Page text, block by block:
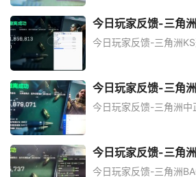
今日玩家反馈-三角
助
今日玩家反馈-三角洲
今日玩家反馈-三角
助
今日玩家反馈-三角洲
今日玩家反馈-三角
辅助
今日玩家反馈-三角洲